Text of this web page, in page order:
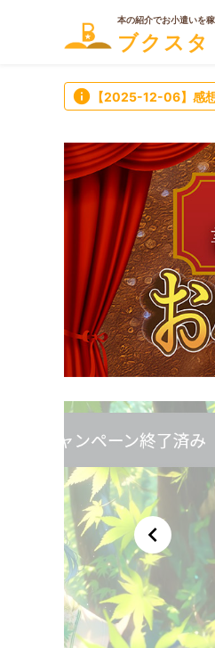
本の紹介でお小遣いを
ブクスタ
info 【2025-12-06】感
chevron_left